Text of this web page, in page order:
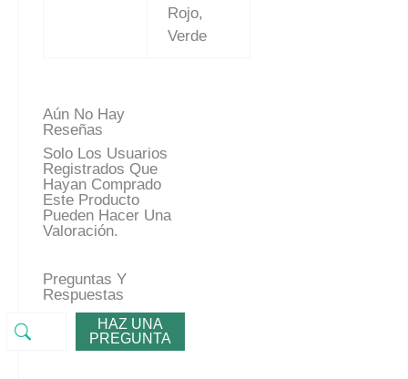
Rojo,
Verde
Aún No Hay
Reseñas
Solo Los Usuarios
Registrados Que
Hayan Comprado
Este Producto
Pueden Hacer Una
Valoración.
Preguntas Y
Respuestas
HAZ UNA
PREGUNTA